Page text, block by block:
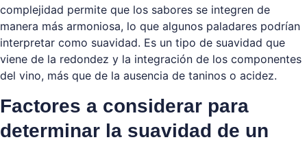
complejidad permite que los sabores se integren de
manera más armoniosa, lo que algunos paladares podrían
interpretar como suavidad. Es un tipo de suavidad que
viene de la redondez y la integración de los componentes
del vino, más que de la ausencia de taninos o acidez.
Factores a considerar para
determinar la suavidad de un